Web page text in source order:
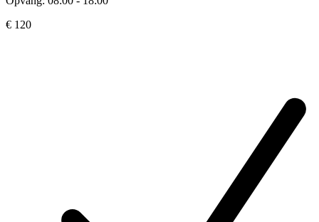
€ 120